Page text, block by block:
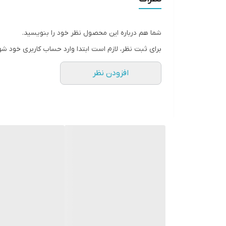
شما هم درباره این محصول نظر خود را بنویسید.
برای ثبت نظر، لازم است ابتدا وارد حساب کاربری خود
افزودن نظر